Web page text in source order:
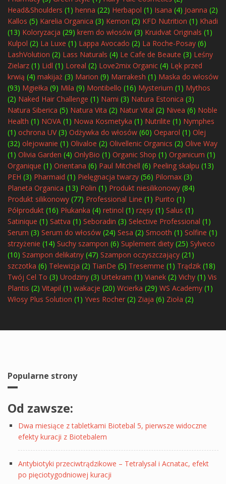
Head&Shoulders (1) henna (22) Herbapol (1) Isana (4) Joanna (2)
Kallos (5) Karelia Organica (3) Kemon (2) KFD Nutrition (1) Khadi
(13) Koloryzacja (29) krem do włosów (3) Kruidvat Originals (1)
Kulpol (2) La Luxe (1) Lappa Avocado (2) La Roche-Posay (6)
LashVolution (2) Lass Naturals (4) Le Cafe de Beaute (3) Leśny
Zielarz (1) Lidl (1) Loreal (2) Love2mix Organic (4) Lęk przed
krwią (4) makijaż (3) Marion (9) Marrakesh (1) Maska do włosów
(93) Mgiełka (9) Mila (9) Montibello (16) Mysterium (1) Mythos
(2) Naked Hair Challenge (1) Nami (3) Natura Estonica (3)
Natura Siberica (5) Natura Vita (2) Natur Vital (2) Nivea (6) Noble
Health (1) NOVA (1) Nowa Kosmetyka (1) Nutrilite (1) Nymphes
(1) ochrona UV(3) Odżywka do włosów (60) Oeparol (1) Olej
(32) olejowanie (1) Olivaloe (2) Olivellenic Organics (2) Olive Way
(1) Olivia Garden (4) OnlyBio (1) Organic Shop (1) Organicum (1)
Organique (1) Orientana (6) Paul Mitchell (6) Peeling skalpu (13)
PEH (3) Pharmaid (1) Pielęgnacja twarzy (56) Pilomax (3)
Planeta Organica (13) Polin (1) Produkt niesilikonowy (84)
Produkt silikonowy (77) Professional Line (1) Purito (1)
Półprodukt (16) Płukanka (4) retinol (1) rzęsy (1) Salus (1)
Satinique (1) Sattva (1) Seboradin (3) Selective Professional (1)
Serum (3) Serum do włosów (24) Sesa (2) Smooth (1) Solfine (1)
strzyżenie (14) Suchy szampon (6) Suplement diety (25) Sylveco
(10) Szampon delikatny (47) Szampon oczyszczający (21)
szczotka (6) Telewizja (2) TianDe (5) Tresemme (1) Trądzik (18)
Twój Cel To (3) Urodziny (3) Urtekram (1) Vianek (2) Vichy (1) Vis
Plantis (2) Vitapil (1) wakacje (20) Wcierka (29) WS Academy (1)
Włosy Plus Solution (1) Yves Rocher (2) Ziaja (6) Zioła (2)
Popularne strony
Od zawsze:
Dwa miesiące z tabletkami Biotebal 5, pierwsze widoczne
efekty kuracji z Biotebalem
Antybiotyki przeciwtrądzikowe – Tetralysal i Acnatac, efekt
po pięciotygodniowej kuracji